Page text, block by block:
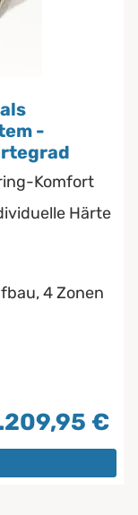
-
Komfort
Härte
4 Zonen
€